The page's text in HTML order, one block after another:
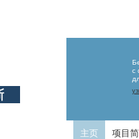
с
主页 项目